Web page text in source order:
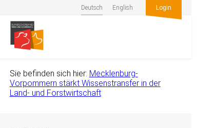
Deutsch English Login
Sie befinden sich hier: Mecklenburg-
Vorpommern stärkt Wissenstransfer in der
Land- und Forstwirtschaft